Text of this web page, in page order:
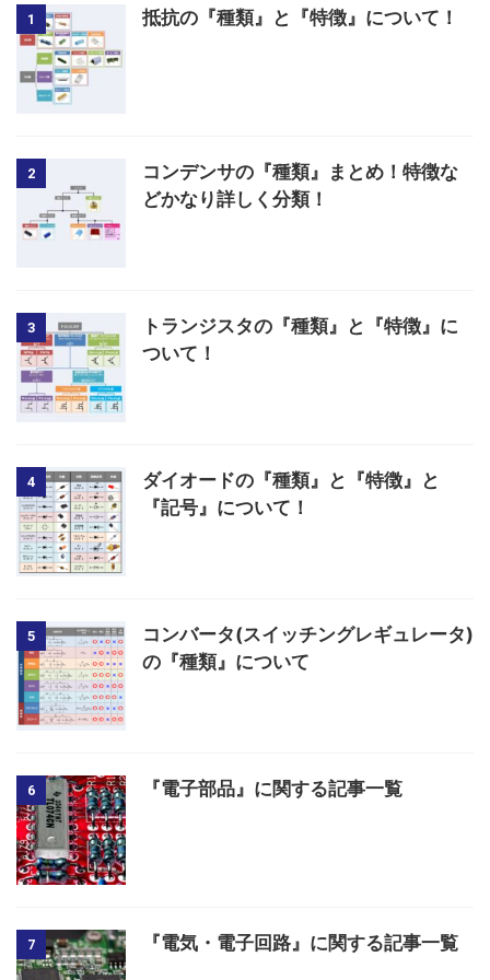
1 抵抗の『種類』と『特徴』について！
2
コンデンサの『種類』まとめ！特徴な
どかなり詳しく分類！
3
トランジスタの『種類』と『特徴』に
ついて！
4
ダイオードの『種類』と『特徴』と
『記号』について！
5
コンバータ(スイッチングレギュレータ)
の『種類』について
6 『電子部品』に関する記事一覧
7 『電気・電子回路』に関する記事一覧